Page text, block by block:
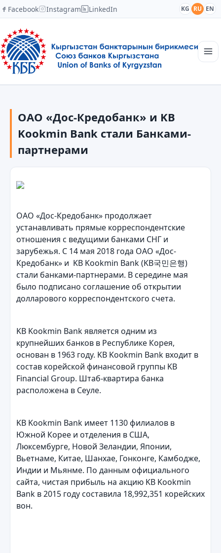
Facebook Instagram LinkedIn KG RU EN
Новости
Академия
Члены и партнеры
Сотрудничество
Контакты
ОАО «Дос-Кредобанк» и KB
Kookmin Bank стали Банками-
партнерами
ОАО «Дос-Кредобанк» продолжает
устанавливать прямые корреспондентские
отношения с ведущими банками СНГ и
зарубежья. С 14 мая 2018 года ОАО «Дос-
Кредобанк» и KB Kookmin Bank (KB국민은행)
стали банками-партнерами. В середине мая
было подписано соглашение об открытии
долларового корреспондентского счета.
KB Kookmin Bank является одним из
крупнейших банков в Республике Корея,
основан в 1963 году. KB Kookmin Bank входит в
состав корейской финансовой группы KB
Financial Group. Штаб-квартира банка
расположена в Сеуле.
KB Kookmin Bank имеет 1130 филиалов в
Южной Корее и отделения в США,
Люксембурге, Новой Зеландии, Японии,
Вьетнаме, Китае, Шанхае, Гонконге, Камбодже,
Индии и Мьянме. По данным официального
сайта, чистая прибыль на акцию KB Kookmin
Bank в 2015 году составила 18,992,351 корейских
вон.